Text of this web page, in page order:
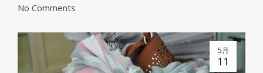
No Comments
5月
11